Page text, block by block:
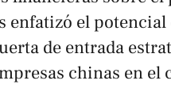
el potencial
de entrada
chinas en el